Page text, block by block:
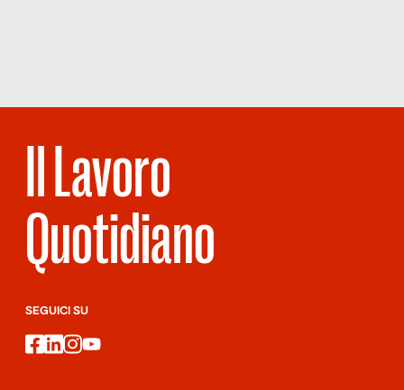
Il Lavoro
Quotidiano
SEGUICI SU
facebook
linkedin
instagram
youtube